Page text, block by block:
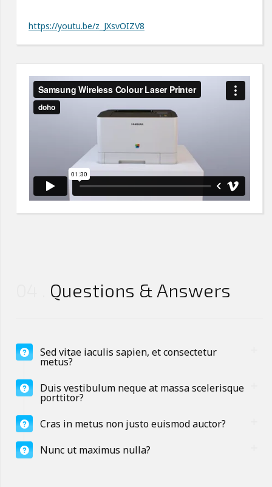
https://youtu.be/z_JXsvOIZV8
Questions & Answers
Sed vitae iaculis sapien, et consectetur
metus?
Duis vestibulum neque at massa scelerisque
porttitor?
Cras in metus non justo euismod auctor?
Nunc ut maximus nulla?